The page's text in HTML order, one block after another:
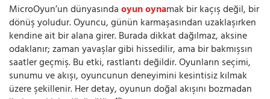
MicroOyun’un dünyasındaoyun oynamak bir kaçış değil, bir
dönüş yoludur. Oyuncu, günün karmaşasından uzaklaşırken
kendine ait bir alana girer. Burada dikkat dağılmaz, aksine
odaklanır; zaman yavaşlar gibi hissedilir, ama bir bakmışsın
saatler geçmiş. Bu etki, rastlantı değildir. Oyunların seçimi,
sunumu ve akışı, oyuncunun deneyimini kesintisiz kılmak
üzere şekillenir. Her detay, oyunun doğal akışını bozmadan